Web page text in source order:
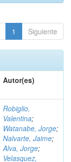
1 Siguiente
Autor(es)
Robiglio,
Valentina;
Watanabe, Jorge;
Nalvarte, Jaime;
Alva, Jorge;
Velasquez,